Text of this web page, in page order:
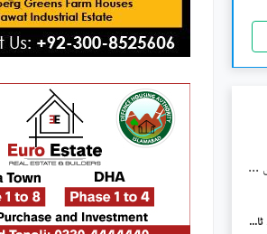
بحریہ ٹاؤن فیز 8 ۔ عثمان بلاک, بحریہ ٹاؤن فیز 8 ۔ سفاری ویلی
بحریہ ٹاؤن فیز 8 ۔ عثمان بلاک بحریہ ٹاؤن فیز 8 ۔ سفاری ویلی,بحریہ ٹاؤن فیز 8,بحریہ ٹاؤن راولپنڈی,راولپنڈی میں 7 مرلہ مکان 2.4 لاکھ میں کرایہ پر دستیاب ہے۔